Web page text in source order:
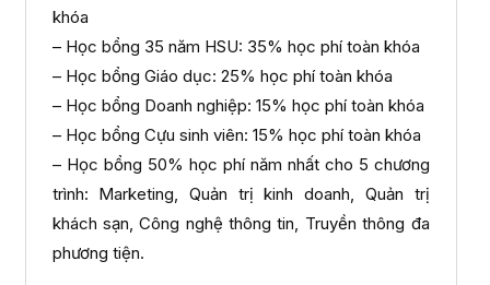
khóa
– Học bổng 35 năm HSU: 35% học phí toàn khóa
– Học bổng Giáo dục: 25% học phí toàn khóa
– Học bổng Doanh nghiệp: 15% học phí toàn khóa
– Học bổng Cựu sinh viên: 15% học phí toàn khóa
– Học bổng 50% học phí năm nhất cho 5 chương
trình: Marketing, Quản trị kinh doanh, Quản trị
khách sạn, Công nghệ thông tin, Truyền thông đa
phương tiện.